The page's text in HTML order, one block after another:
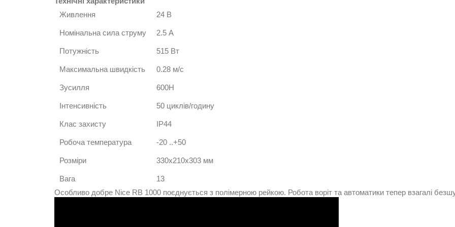
Живлення
24 В
Номінальна сила струму 2.5 А
Потужність 515 Вт
Максимальна швидкість 0.28 м/с
Зусилля 600Н
Інтенсивність 50 циклів/годину
Клас захисту IP44
Робоча температура -20 ..+50
Розміри 330х210х303 мм
Вага
13
Особливо добре Nice RB 1000 поєднується з полімерною рейкою. Робота воріт та автоматики тепер взагалі